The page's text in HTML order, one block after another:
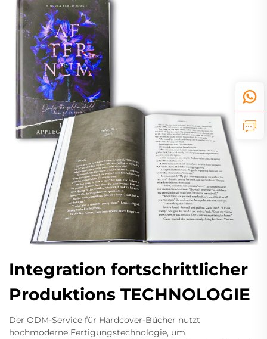
Integration fortschrittlicher
Produktions TECHNOLOGIE
Der ODM-Service für Hardcover-Bücher nutzt
hochmoderne Fertigungstechnologie, um